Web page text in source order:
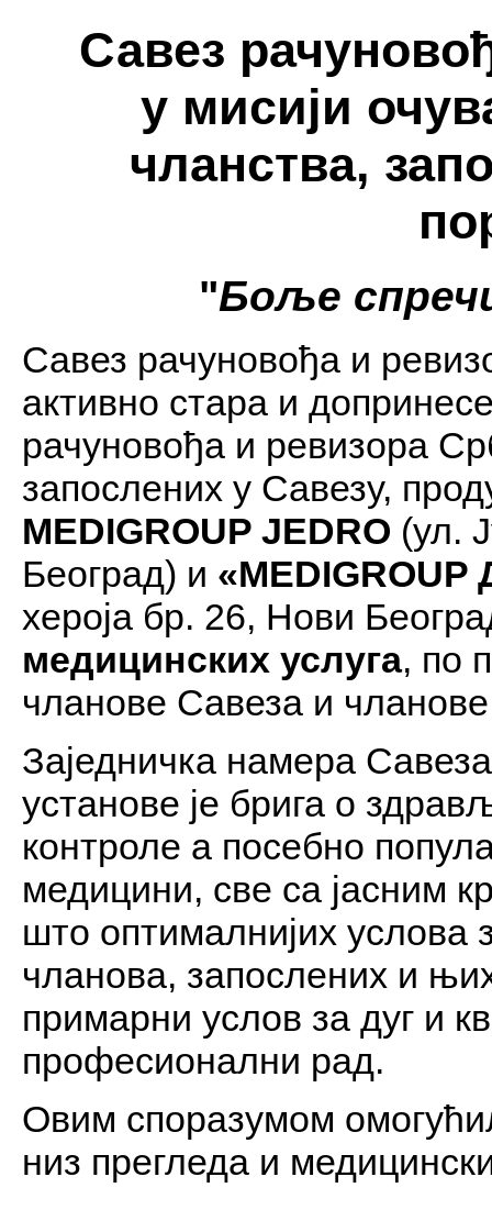
Савез
у мисији
чланства,
"Боље
Савез рачуновођа и
активно стара и
рачуновођа и ревизора
запослених у Савезу,
MEDIGROUP JEDRO (ул.
Београд) и «MEDIGROUP
хероја бр. 26, Нови
медицинских услуга, по
чланове Савеза и
Заједничка намера
установе је брига о
контроле а посебно
медицини, све са јасним
што оптималнијих
чланова, запослених и
примарни услов за дуг и
професионални рад.
Овим споразумом
низ прегледа и